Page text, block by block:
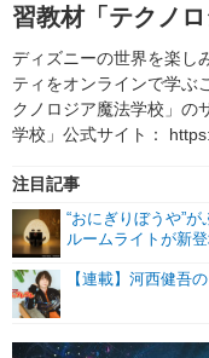
グッズ
声優
舞台
ラキりす
番組・動画一覧
動画
連載・ブログ
連載・ブログ一覧
編集部ブログ・お知ら
習教材「テクノ
ディズニーの世界を楽し
ティをオンラインで学ぶ
クノロジア魔法学校」の
学校」公式サイト：
注目記事
“おにぎりぼうや”
ルームライトが新
【連載】河西健吾